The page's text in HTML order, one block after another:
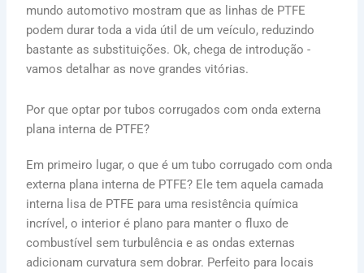
mundo automotivo mostram que as linhas de PTFE
podem durar toda a vida útil de um veículo, reduzindo
bastante as substituições. Ok, chega de introdução -
vamos detalhar as nove grandes vitórias.
Por que optar por tubos corrugados com onda externa
plana interna de PTFE?
Em primeiro lugar, o que é um tubo corrugado com onda
externa plana interna de PTFE? Ele tem aquela camada
interna lisa de PTFE para uma resistência química
incrível, o interior é plano para manter o fluxo de
combustível sem turbulência e as ondas externas
adicionam curvatura sem dobrar. Perfeito para locais